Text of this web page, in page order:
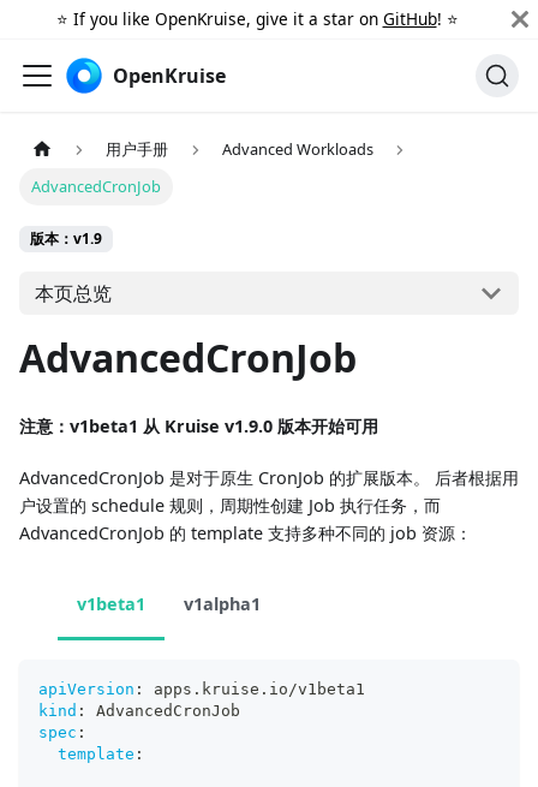
⭐️ If you like OpenKruise, give it a star on GitHub! ⭐️
OpenKruise
用户手册
Advanced Workloads
AdvancedCronJob
版本：v1.9
本页总览
AdvancedCronJob
注意：v1beta1 从 Kruise v1.9.0 版本开始可用
AdvancedCronJob 是对于原生 CronJob 的扩展版本。 后者根据用
户设置的 schedule 规则，周期性创建 Job 执行任务，而
AdvancedCronJob 的 template 支持多种不同的 job 资源：
v1beta1 v1alpha1
apiVersion :
apps.kruise.io/v1beta1
kind :
AdvancedCronJob
spec :
template :